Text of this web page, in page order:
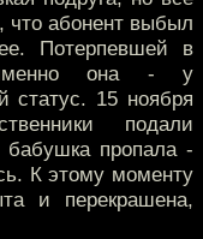
что абонент выбыл
Потерпевшей в
именно она - у
статус. 15 ноября
подали
пропала -
К этому моменту
и перекрашена,